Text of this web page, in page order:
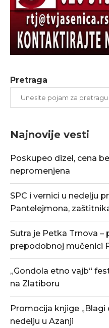
Pretraga
Najnovije vesti
Poskupeo dizel, cena
nepromenjena
SPC i vernici u nedelju
Pantelejmona,
Sutra je Petka Trnova –
prepodobnoj mučenici
„Gondola etno vajb“
na Zlatiboru
Promocija knjige „Blagi
nedelju u Azanji